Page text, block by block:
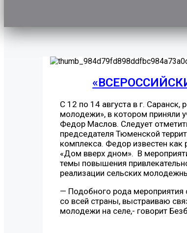
С 12 по 14 августа в г.
молодежи», в котором приняли
Федор Маслов. Следует
председателя Тюменской
комплекса. Федор известен как
«Дом вверх дном». В
темы повышения
реализации сельских
— Подобного рода мероприятия
со всей страны, выстраиваю
молодежи на селе,- говорит